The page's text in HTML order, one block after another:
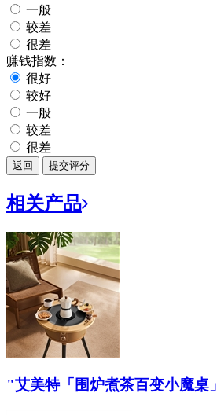
一般
较差
很差
赚钱指数：
很好
较好
一般
较差
很差
返回 提交评分
相关产品
"艾美特「围炉煮茶百变小魔桌」